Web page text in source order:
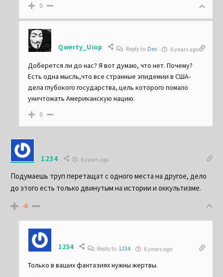
0
Qwerty_Uiop Reply to Des 6 years ago
Доберется ли до нас? Я вот думаю, что нет. Почему?
Есть одна мысль,что все странные эпидемии в США-
дела глубокого государства, цель которого помало
уничтожать Американскую нацию.
0
1234 6 years ago
Подумаешь труп перетащат с одного места на другое, дело
до этого есть только двинутым на истории и оккультизме.
-6
1234 Reply to 1234 6 years ago
Только в ваших фантазиях нужны жертвы.